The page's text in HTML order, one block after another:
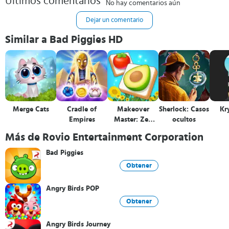
No hay comentarios aún
Dejar un comentario
Similar a Bad Piggies HD
Merge Cats
Cradle of
Empires
Makeover
Master: Zen
Sherlock: Casos
ocultos
Más de Rovio Entertainment Corporation
Bad Piggies
Obtener
Angry Birds POP
Obtener
Angry Birds Journey